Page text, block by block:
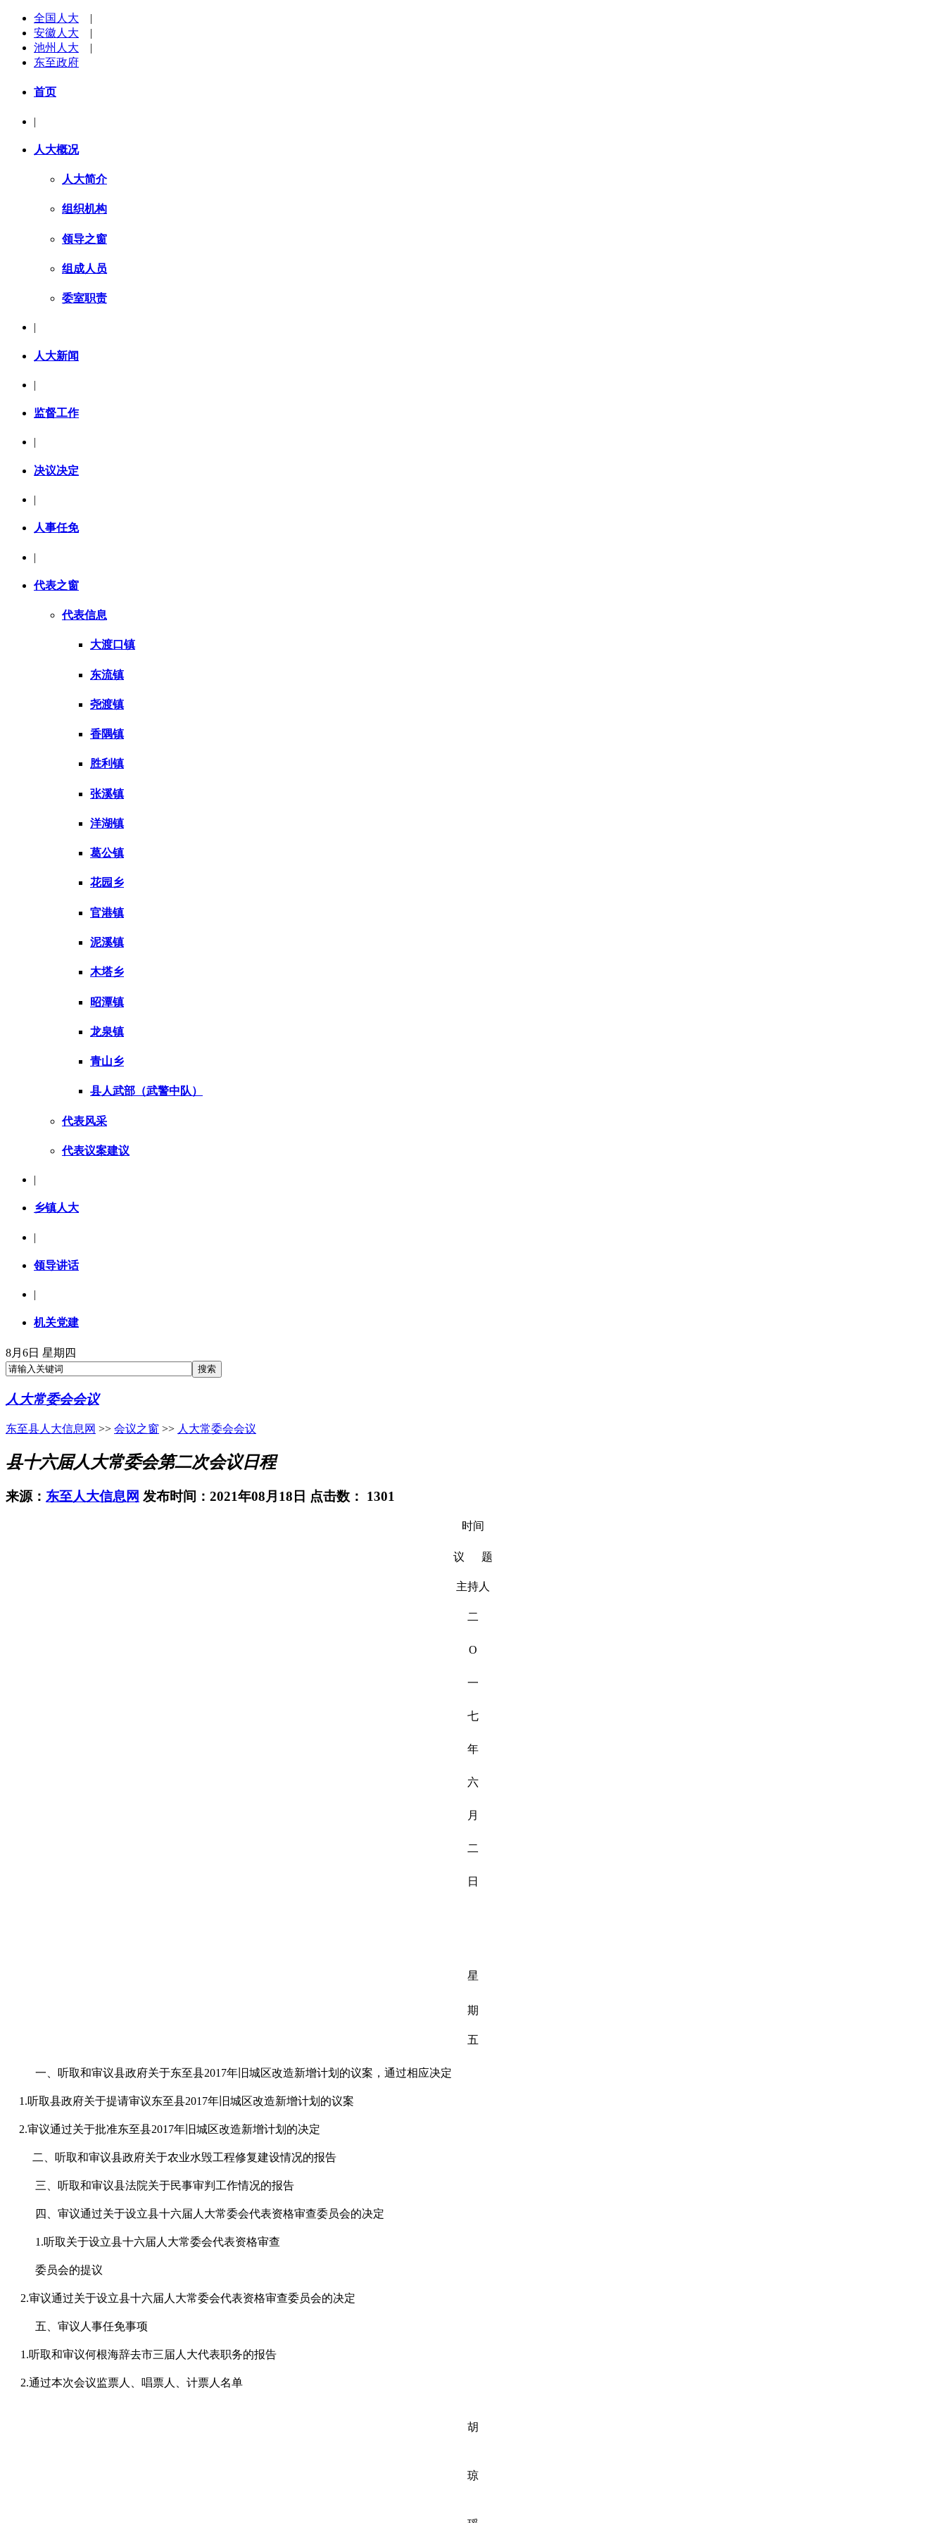
全国人大 |
安徽人大 |
池州人大 |
东至政府
首页
|
人大概况
人大简介
组织机构
领导之窗
组成人员
委室职责
|
人大新闻
|
监督工作
决议决定
|
人事任免
|
代表之窗
代表信息
大渡口镇
东流镇
尧渡镇
香隅镇
胜利镇
张溪镇
洋湖镇
葛公镇
花园乡
官港镇
泥溪镇
木塔乡
昭潭镇
龙泉镇
青山乡
县人武部（武警中队）
代表风采
代表议案建议
|
乡镇人大
|
领导讲话
|
机关党建
8月6日 星期四
人大常委会会议
东至县人大信息网 >> 会议之窗 >> 人大常委会会议
县十六届人大常委会第二次会议日程
来源： 东至人大信息网 发布时间：2021年08月18日 点击数： 1301
时间
议 题
主持人
二
O
一
七
年
六
月
二
日
星
期
五
一、听取和审议县政府关于东至县2017年旧城区改造新增计划的议案，通过相应决定
1.听取县政府关于提请审议东至县2017年旧城区改造新增计划的议案
2.审议通过关于批准东至县2017年旧城区改造新增计划的决定
二、听取和审议县政府关于农业水毁工程修复建设情况的报告
三、听取和审议县法院关于民事审判工作情况的报告
四、审议通过关于设立县十六届人大常委会代表资格审查委员会的决定
1.听取关于设立县十六届人大常委会代表资格审查
委员会的提议
2.审议通过关于设立县十六届人大常委会代表资格审查委员会的决定
五、审议人事任免事项
1.听取和审议何根海辞去市三届人大代表职务的报告
2.通过本次会议监票人、唱票人、计票人名单
胡
琼